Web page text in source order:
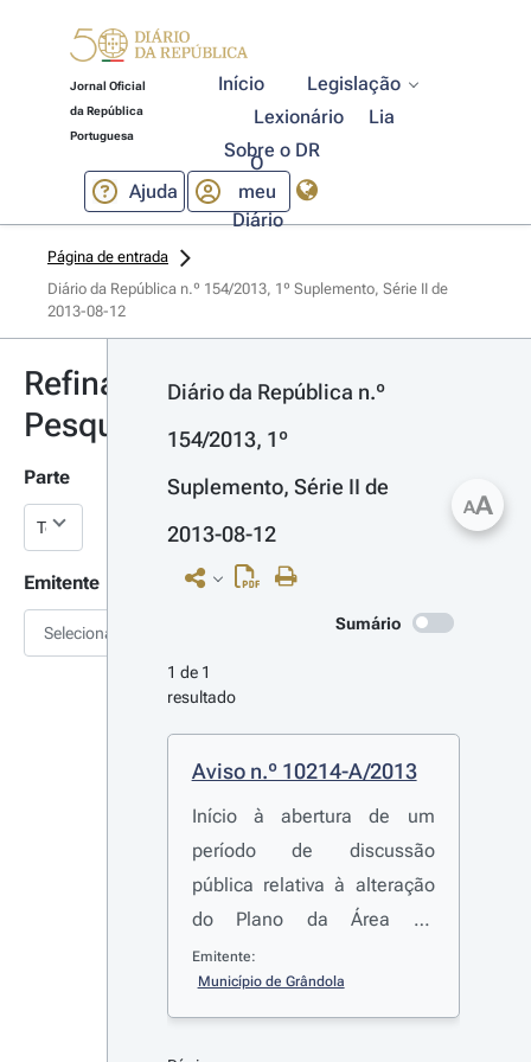
Jornal Oficial
da República
Portuguesa
Início
Legislação
Lexionário
Lia
Sobre o DR
Ajuda
O
meu
Diário
Página de entrada
Diário da República n.º 154/2013, 1º Suplemento, Série II de
2013-08-12
Refinar
Pesquisa
Parte
Emitente
Selecionar
Diário da República n.º
154/2013, 1º
Suplemento, Série II de
2013-08-12
Sumário
1 de 1
resultado
Aviso n.º 10214-A/2013
Início à abertura de um
período de discussão
pública relativa à alteração
do Plano da Área de
Desenvolvimento Turístico
do Carvalhal PP ADT 3
Emitente:
Município de Grândola
AA